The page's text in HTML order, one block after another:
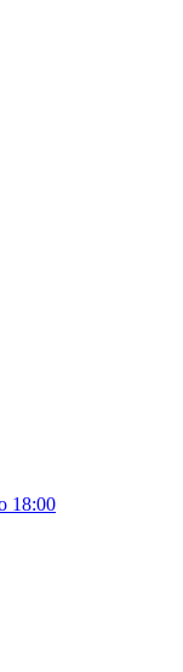
18:00